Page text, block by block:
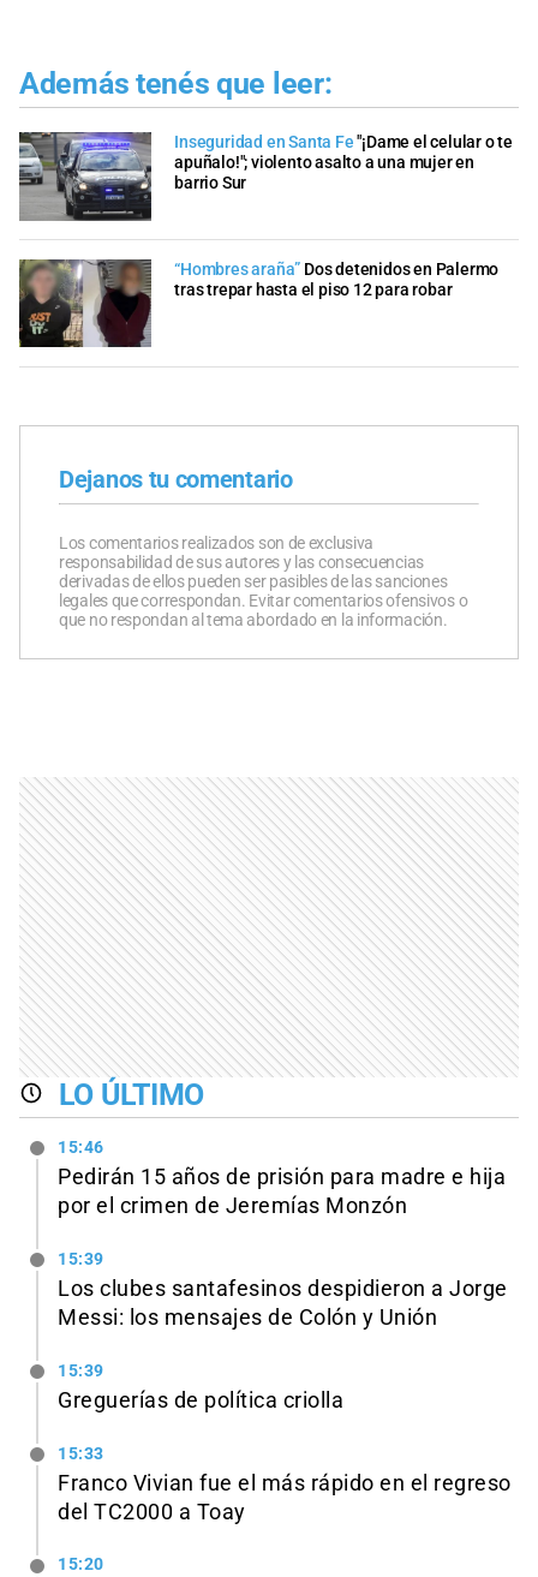
Además tenés que leer:
Inseguridad en Santa Fe "¡Dame el celular o te
apuñalo!"; violento asalto a una mujer en
barrio Sur
“Hombres araña” Dos detenidos en Palermo
tras trepar hasta el piso 12 para robar
Dejanos tu comentario
Los comentarios realizados son de exclusiva
responsabilidad de sus autores y las consecuencias
derivadas de ellos pueden ser pasibles de las sanciones
legales que correspondan. Evitar comentarios ofensivos o
que no respondan al tema abordado en la información.
LO ÚLTIMO
15:46
Pedirán 15 años de prisión para madre e hija
por el crimen de Jeremías Monzón
15:39
Los clubes santafesinos despidieron a Jorge
Messi: los mensajes de Colón y Unión
15:39
Greguerías de política criolla
15:33
Franco Vivian fue el más rápido en el regreso
del TC2000 a Toay
15:20